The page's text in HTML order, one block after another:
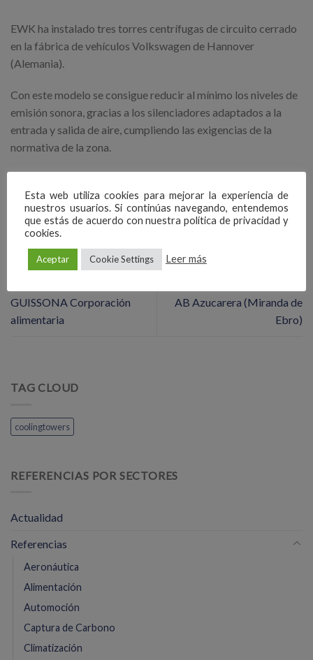
TAG CLOUD
coolingtowers
REFERENCIAS POR SECTORES
Actualidad
Referencias
Aeronáutica
Alimentación
Automoción
Captura de Carbono
Climatización
EWK ha instalado tres torres centrífugas de circuito cerrado
en la fábrica de vehículos Volkswagen de Hannover
(Alemania).
Con este modelo se consigue reducir al mínimo los niveles de
emisión sonora, gracias a los silenciadores adaptados a la
entrada y salida de aire, cumpliendo las exigencias de la
normativa de la zona.
cliente, lo cual, conjuntamente con su diseño de baja altura,
consigue que los equipos se integren estéticamente en el
entorno de la instalación.
GUISSONA Corporación
alimentaria
AB Azucarera (Miranda de
Ebro)
Esta web utiliza cookies para mejorar la experiencia de
nuestros usuarios. Si continúas navegando, entendemos
que estás de acuerdo con nuestra política de privacidad y
cookies.
Aceptar Cookie Settings Leer más